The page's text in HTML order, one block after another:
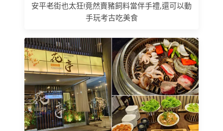
安平老街也太狂!竟然賣豬飼料當伴手禮,還可以動
手玩考古吃美食